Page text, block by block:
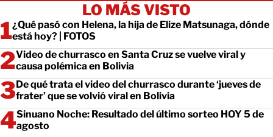
LO MÁS VISTO
¿Qué pasó con Helena, la hija de Elize Matsunaga, dónde
está hoy? | FOTOS
Video de churrasco en Santa Cruz se vuelve viral y
causa polémica en Bolivia
De qué trata el video del churrasco durante ‘jueves de
frater’ que se volvió viral en Bolivia
Sinuano Noche: Resultado del último sorteo HOY 5 de
agosto